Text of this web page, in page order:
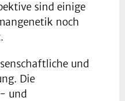
sind einige
noch
und
Die
und